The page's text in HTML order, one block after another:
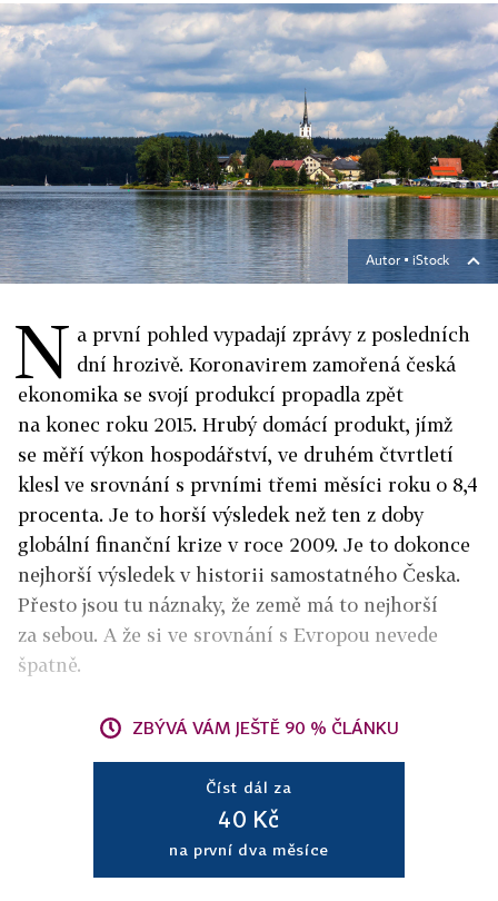
Autor ▪ iStock
N a první pohled vypadají zprávy z posledních
dní hrozivě. Koronavirem zamořená česká
ekonomika se svojí produkcí propadla zpět
na konec roku 2015. Hrubý domácí produkt, jímž
se měří výkon hospodářství, ve druhém čtvrtletí
klesl ve srovnání s prvními třemi měsíci roku o 8,4
procenta. Je to horší výsledek než ten z doby
globální finanční krize v roce 2009. Je to dokonce
nejhorší výsledek v historii samostatného Česka.
Přesto jsou tu náznaky, že země má to nejhorší
za sebou. A že si ve srovnání s Evropou nevede
špatně.
ZBÝVÁ VÁM JEŠTĚ 90 % ČLÁNKU
Číst dál za
40 Kč
na první dva měsíce